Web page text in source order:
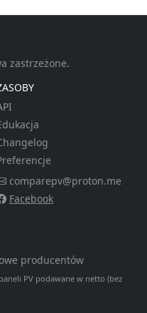
zastrzeżone.
comparepv@proton.me
Facebook
producentów
PV podawane w netto (bez